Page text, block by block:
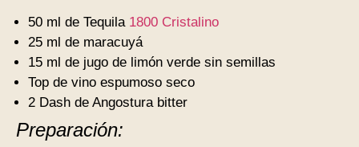
50 ml de Tequila 1800 Cristalino
25 ml de maracuyá
15 ml de jugo de limón verde sin semillas
Top de vino espumoso seco
2 Dash de Angostura bitter
Preparación: